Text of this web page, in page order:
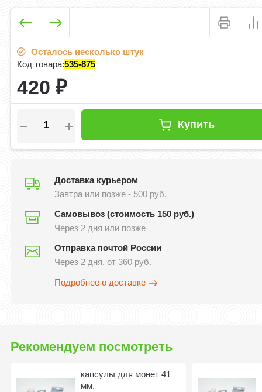
Осталось несколько штук
Код товара:535-875
420₽
Купить
Доставка курьером
Завтра или позже - 500 руб.
Самовывоз (стоимость 150 руб.)
Через 2 дня или позже
Отправка почтой России
Через 2 дня, от 360 руб.
Подробнее о доставке
Рекомендуем посмотреть
капсулы для монет 41
мм.